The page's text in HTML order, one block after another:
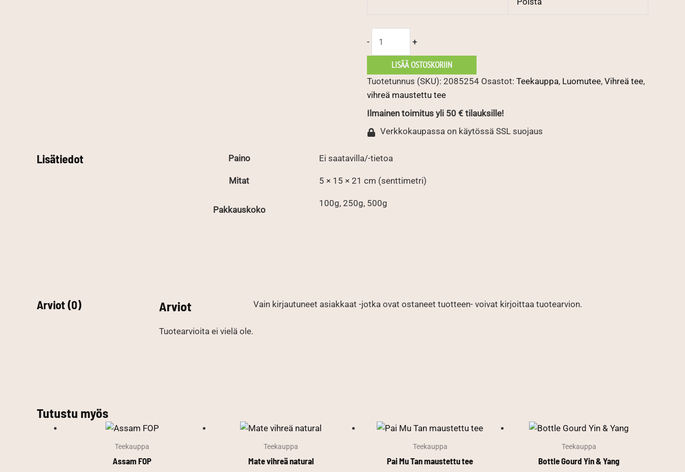
-
määrä
+
LISÄÄ OSTOSKORIIN
Tuotetunnus (SKU): 2085254 Osastot: Teekauppa, Luomutee, Vihreä tee,
vihreä maustettu tee
Ilmainen toimitus yli 50 € tilauksille!
Verkkokaupassa on käytössä SSL suojaus
Lisätiedot Paino Ei saatavilla/-tietoa
Mitat 5 × 15 × 21 cm (senttimetri)
Pakkauskoko
100g, 250g, 500g
Arviot (0) Arviot
Tuotearvioita ei vielä ole.
Vain kirjautuneet asiakkaat -jotka ovat ostaneet tuotteen- voivat kirjoittaa tuotearvion.
Tutustu myös
Teekauppa
Assam FOP
Teekauppa
Mate vihreä natural
Teekauppa
Pai Mu Tan maustettu tee
Teekauppa
Bottle Gourd Yin & Yang